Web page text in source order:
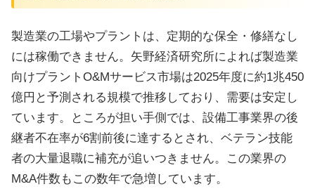
製造業の工場やプラントは、定期的な保全・修繕なし
には稼働できません。矢野経済研究所によれば製造業
向けプラントO&Mサービス市場は2025年度に約1兆450
億円と予測される規模で推移しており、需要は安定し
ています。ところが担い手側では、設備工事業界の後
継者不在率が6割前後に達するとされ、ベテラン技能
者の大量退職に補充が追いつきません。この業界の
M&A件数もこの数年で急増しています。